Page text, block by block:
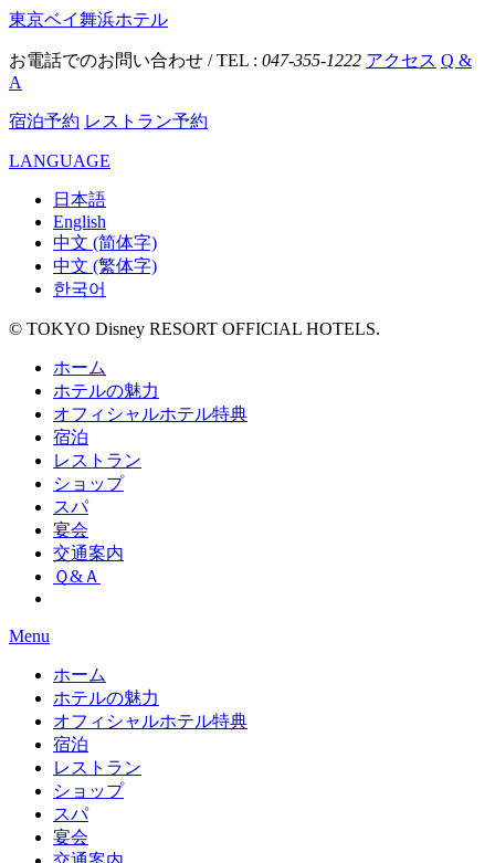
東京ベイ舞浜ホテル
お電話でのお問い合わせ / TEL : 047-355-1222 アクセス Q &
A
宿泊予約 レストラン予約
LANGUAGE
日本語
English
中文 (简体字)
中文 (繁体字)
한국어
© TOKYO Disney RESORT OFFICIAL HOTELS.
ホーム
ホテルの魅力
オフィシャルホテル特典
宿泊
レストラン
ショップ
スパ
宴会
交通案内
Ｑ&Ａ
Menu
ホーム
ホテルの魅力
オフィシャルホテル特典
宿泊
レストラン
ショップ
スパ
宴会